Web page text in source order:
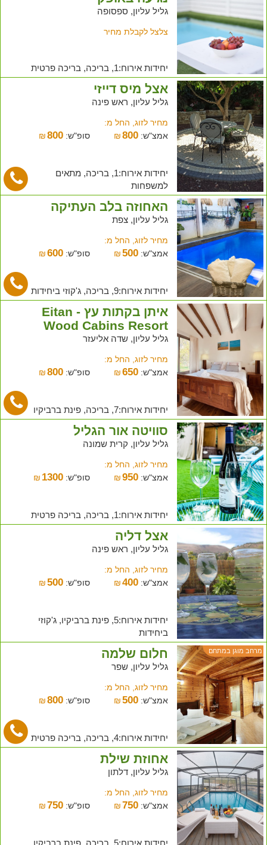
גליל עליון, ספסופה
צלצל לקבלת מחיר
יחידות אירוח:1, בריכה, בריכה פרטית
אצל מיס דייזי
גליל עליון, ראש פינה
מחיר לזוג, החל מ:
אמצ"ש:
₪800 סופ"ש: ₪ 800
יחידות אירוח:1, בריכה, מתאים
למשפחות
האחוזה בלב העתיקה
גליל עליון, צפת
מחיר לזוג, החל מ:
אמצ"ש:
₪500 סופ"ש: ₪ 600
יחידות אירוח:9, בריכה, ג'קוזי ביחידות
איתן בקתות עץ - Eitan
Wood Cabins Resort
גליל עליון, שדה אליעזר
מחיר לזוג, החל מ:
אמצ"ש:
₪650 סופ"ש: ₪ 800
יחידות אירוח:7, בריכה, פינת ברביקיו
סוויטה אור הגליל
גליל עליון, קרית שמונה
מחיר לזוג, החל מ:
אמצ"ש:
₪950 סופ"ש: ₪ 1300
יחידות אירוח:1, בריכה, בריכה פרטית
אצל דליה
גליל עליון, ראש פינה
מחיר לזוג, החל מ:
אמצ"ש:
₪400 סופ"ש: ₪ 500
יחידות אירוח:5, פינת ברביקיו, ג'קוזי
ביחידות
מרחב מוגן במתחם חלום שלמה
גליל עליון, שפר
מחיר לזוג, החל מ:
אמצ"ש:
₪500 סופ"ש: ₪ 800
יחידות אירוח:4, בריכה, בריכה פרטית
אחוזת שילת
גליל עליון, דלתון
מחיר לזוג, החל מ:
אמצ"ש:
₪750 סופ"ש: ₪ 750